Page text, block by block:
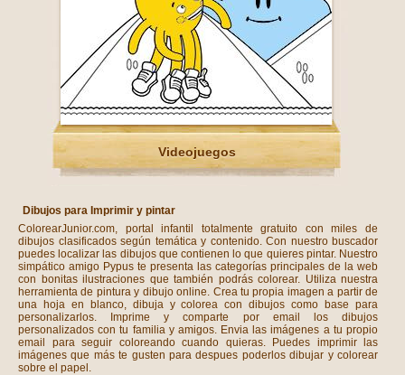
Videojuegos
Dibujos para Imprimir y pintar
ColorearJunior.com, portal infantil totalmente gratuito con miles de
dibujos clasificados según temática y contenido. Con nuestro buscador
puedes localizar las dibujos que contienen lo que quieres pintar. Nuestro
simpático amigo Pypus te presenta las categorías principales de la web
con bonitas ilustraciones que también podrás colorear. Utiliza nuestra
herramienta de pintura y dibujo online. Crea tu propia imagen a partir de
una hoja en blanco, dibuja y colorea con dibujos como base para
personalizarlos. Imprime y comparte por email los dibujos
personalizados con tu familia y amigos. Envia las imágenes a tu propio
email para seguir coloreando cuando quieras. Puedes imprimir las
imágenes que más te gusten para despues poderlos dibujar y colorear
sobre el papel.